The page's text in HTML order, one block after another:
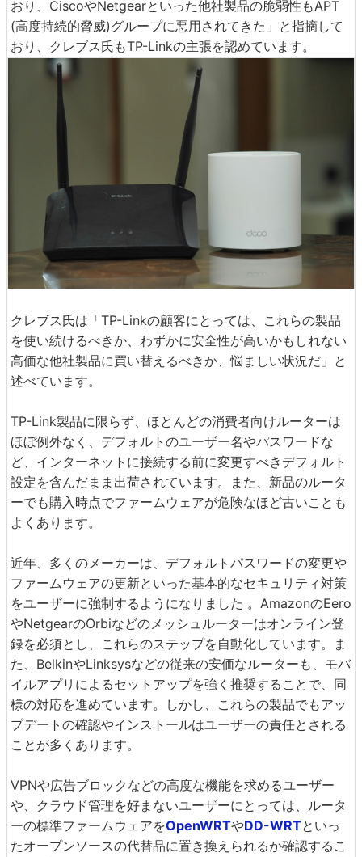
おり、CiscoやNetgearといった他社製品の脆弱性もAPT
(高度持続的脅威)グループに悪用されてきた」と指摘して
おり、クレブス氏もTP-Linkの主張を認めています。
クレブス氏は「TP-Linkの顧客にとっては、これらの製品
を使い続けるべきか、わずかに安全性が高いかもしれない
高価な他社製品に買い替えるべきか、悩ましい状況だ」と
述べています。
TP-Link製品に限らず、ほとんどの消費者向けルーターは
ほぼ例外なく、デフォルトのユーザー名やパスワードな
ど、インターネットに接続する前に変更すべきデフォルト
設定を含んだまま出荷されています。また、新品のルータ
ーでも購入時点でファームウェアが危険なほど古いことも
よくあります。
近年、多くのメーカーは、デフォルトパスワードの変更や
ファームウェアの更新といった基本的なセキュリティ対策
をユーザーに強制するようになりました 。AmazonのEero
やNetgearのOrbiなどのメッシュルーターはオンライン登
録を必須とし、これらのステップを自動化しています。ま
た、BelkinやLinksysなどの従来の安価なルーターも、モバ
イルアプリによるセットアップを強く推奨することで、同
様の対応を進めています。しかし、これらの製品でもアッ
プデートの確認やインストールはユーザーの責任とされる
ことが多くあります。
VPNや広告ブロックなどの高度な機能を求めるユーザー
や、クラウド管理を好まないユーザーにとっては、ルータ
ーの標準ファームウェアをOpenWRTやDD-WRTといっ
たオープンソースの代替品に置き換えられるか確認するこ